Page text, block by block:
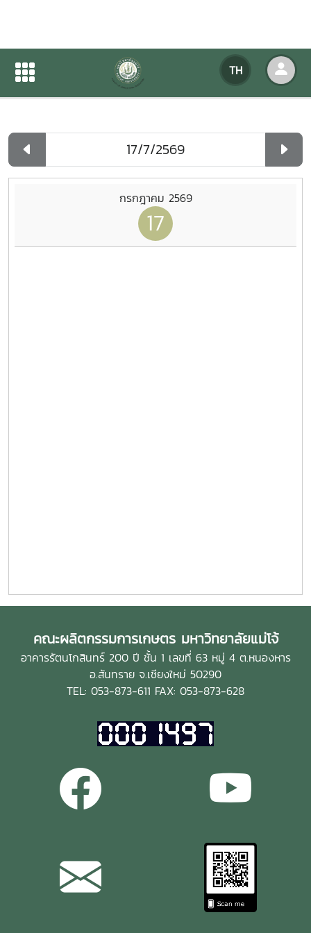
TH
ปฏิทินกิจกรรมของหน่วยงาน
ปฏิทินกิจกรรมของหน่วยงาน
กรกฎาคม 2569
17
คณะผลิตกรรมการเกษตร มหาวิทยาลัยแม่โจ้
อาคารรัตนโกสินทร์ 200 ปี ชั้น 1 เลขที่ 63 หมู่ 4 ต.หนองหาร
อ.สันทราย จ.เชียงใหม่ 50290
TEL: 053-873-611 FAX: 053-873-628